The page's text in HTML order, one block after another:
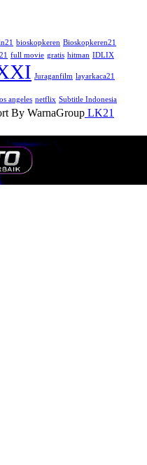
bioskopkeren Bioskopkeren21
full movie gratis hitman IDLIX
Juraganfilm layarkaca21
angeles netflix Subtitle Indonesia
By WarnaGroup LK21